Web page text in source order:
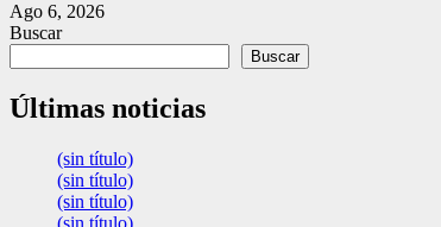
Ago 6, 2026
Buscar
Buscar
Últimas noticias
(sin título)
(sin título)
(sin título)